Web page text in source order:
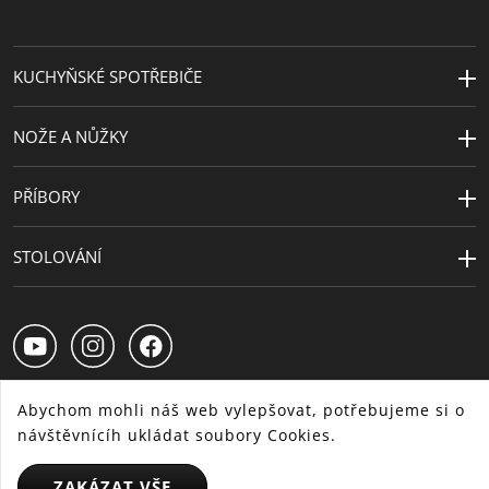
Kompatibilita s
indukční
Vhodné i pro indukce
Kapacita (l)
KUCHYŇSKÉ SPOTŘEBIČE
NOŽE A NŮŽKY
PŘÍBORY
STOLOVÁNÍ
Abychom mohli náš web vylepšovat, potřebujeme si o
návštěvnícíh ukládat soubory Cookies.